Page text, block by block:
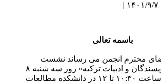
باسمه تعالی
محترم انجمن می رساند نشست
«آشنایی با نویسندگان و ادبیات ترکیه» روز سه شنبه ۸
آذر ۱۴۰۱ از ساعت ۱۰:۳۰ تا ۱۲ در دانشکده مطالعات